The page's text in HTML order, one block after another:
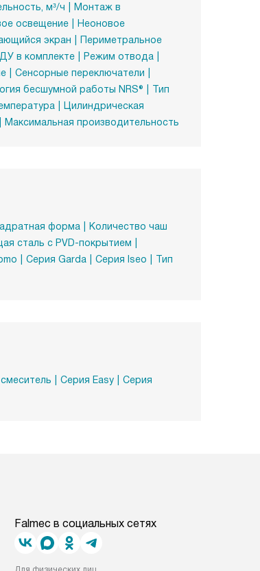
м³/ч
Монтаж в
освещение
Неоновое
экран
Периметральное
в комплекте
Режим отвода
Сенсорные переключатели
бесшумной работы NRS®
Тип
Цилиндрическая
Максимальная производительность
форма
Количество чаш
сталь с PVD-покрытием
Серия Garda Серия Iseo
Тип
Серия Easy
Серия
Falmec в социальных сетях